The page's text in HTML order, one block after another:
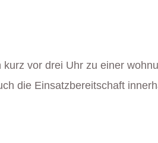
vor drei Uhr zu einer
die Einsatzbereitschaft